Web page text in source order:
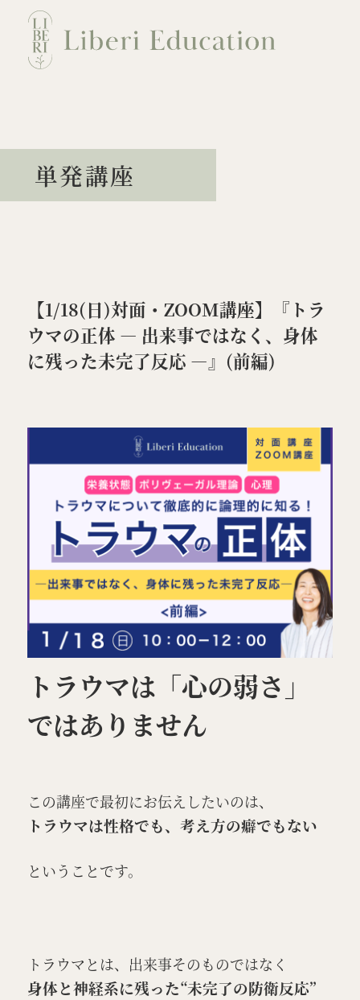
content
LOGIN / 会員登録
BLOG お問い合わせ
単発講座
【1/18(日)対面・ZOOM講座】『トラ
ウマの正体 ― 出来事ではなく、身体
に残った未完了反応 ―』(前編)
トラウマは「心の弱さ」
ではありません
この講座で最初にお伝えしたいのは、
トラウマは性格でも、考え方の癖でもない
ということです。
トラウマとは、出来事そのものではなく
身体と神経系に残った“未完了の防衛反応”